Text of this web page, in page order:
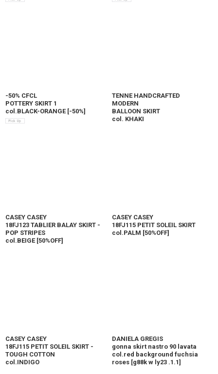
-50% CFCL
POTTERY SKIRT 1
col.BLACK-ORANGE [-50%]
TENNE HANDCRAFTED
MODERN
BALLOON SKIRT
col. KHAKI
CASEY CASEY
18FJ123 TABLIER BALAY SKIRT -
POP STRIPES
col.BEIGE [50%OFF]
CASEY CASEY
18FJ115 PETIT SOLEIL SKIRT
col.PALM [50%OFF]
CASEY CASEY
18FJ115 PETIT SOLEIL SKIRT -
TOUGH COTTON
col.INDIGO
DANIELA GREGIS
gonna skirt nastro 90 lavata
col.red background fuchsia
roses [g88k w ly23 .1.1]